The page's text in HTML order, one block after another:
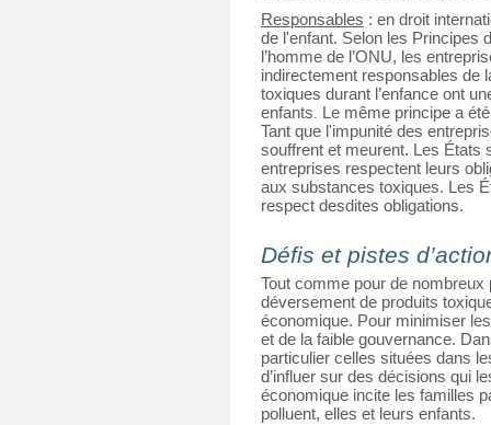
Responsables : en droit
de l'enfant. Selon les Principes
l’homme de l’ONU, les
indirectement responsables de
toxiques durant l’enfance ont
enfants
Le même principe a
Tant que l'impunité des
souffrent et meurent. Les États
entreprises respectent leurs
aux substances toxiques. Les
respect desdites obligations.
Défis et pistes
Tout comme pour de
déversement de produits
économique. Pour minimiser
et de la faible gouvernance.
particulier celles situées dans
d’influer sur des décisions qui
économique incite les familles
polluent, elles et leurs enfants.